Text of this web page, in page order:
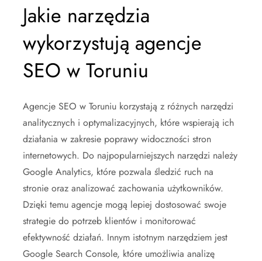
Jakie narzędzia
wykorzystują agencje
SEO w Toruniu
Agencje SEO w Toruniu korzystają z różnych narzędzi
analitycznych i optymalizacyjnych, które wspierają ich
działania w zakresie poprawy widoczności stron
internetowych. Do najpopularniejszych narzędzi należy
Google Analytics, które pozwala śledzić ruch na
stronie oraz analizować zachowania użytkowników.
Dzięki temu agencje mogą lepiej dostosować swoje
strategie do potrzeb klientów i monitorować
efektywność działań. Innym istotnym narzędziem jest
Google Search Console, które umożliwia analizę